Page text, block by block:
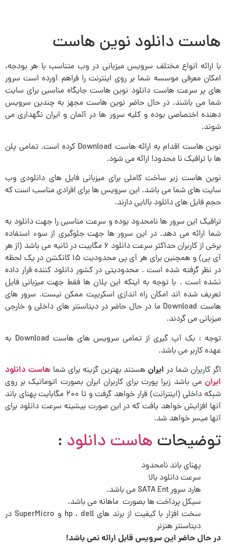
هاست دانلود نوین هاست
با ارائه انواع مختلف سرویس میزبانی در وب متناسب با هر بودجه،
امکان معرفی موسسه شما بر روی اینترنت را فراهم آورده است سرور
های پر سرعت هاست دانلود نوین هاست جایگاه مناسبی برای سایت
شما می باشند. در حال حاضر نوین هاست مجهز به چندین سرویس
دهنده اختصاصی بوده و کلیه سرور ها در آلمان و ایران نگهداری می
شوند.
نوین هاست اقدام به ارائه هاست Download کرده است. تمامی پلن
ها با ترافیک نا محدود! ارائه می شود.
نوین هاست زیر ساخت کاملی برای میزبانی فایل های دانلودی وب
سایت های شما می باشد. این سرویس ها برای افرادی مناسب است که
حجم فایل های دانلود بالایی دارند.
ترافیک این سرور ها نامحدود بوده و سرعت مناسبی را جهت دانلود به
شما ارائه می دهد. در این سرور ها جهت جلوگیری از سوء استفاده
برخی از کاربران حداکثر سرعت دانلود ۶ مگابیت در ثانیه می باشد (از هر
آی پی) و همچنین برای هر آی پی محدودیت ۱۵ کانکشن در یک لحظه
در نظر گرفته شده است . محدودیتی در کشور دانلود کننده قرار داده
نشده است . با توجه به اینکه این پلان ها فقط جهت میزبانی فایل
تعریف شده اند امکان راه اندازی اسکریپت ممکن نیست. سرور های
هاست Download ما در حال حاضر در دیتاسنتر های داخلی و خارجی
میزبانی می گردند.
توجه : بک آپ گیری از تمامی سرویس های هاست Download به
عهده کاربر می باشد.
اگر کاربران شما در ایرانهستند بهترین گزینه برای شما هاست دانلود
ایران می باشد زیرا پورت برای کاربران ایران بصورت اتوماتیک بر روی
شبکه داخلی (اینترانت) قرار خواهد گرفت و تا ۲۰۰ مگابایت پهنای باند
آنها افزایش خواهد یافت که در این صورت بیشینه سرعت دانلود برای
آنها میسر خواهد شد.
توضیحات هاست دانلود :
پهنای باند نامحدود
سرعت دانلود بالا
هارد سرور SATA Ent می باشد.
سیکل پرداخت ها بصورت ماهانه می باشد.
سخت افزار با کیفیت از برند های hp ، dell و SuperMicro در
دیتاسنتر هتزنر
در حال حاضر این سرویس قابل ارائه نمی باشد!